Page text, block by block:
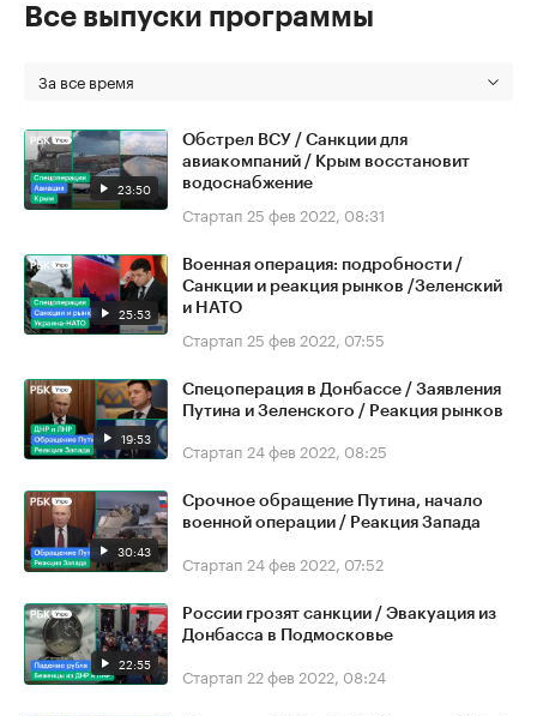
Все выпуски программы
За все время
23:50
Обстрел ВСУ / Санкции для
авиакомпаний / Крым восстановит
водоснабжение
Стартап 25 фев 2022, 08:31
25:53
Военная операция: подробности /
Санкции и реакция рынков /Зеленский
и НАТО
Стартап 25 фев 2022, 07:55
19:53
Спецоперация в Донбассе / Заявления
Путина и Зеленского / Реакция рынков
Стартап 24 фев 2022, 08:25
30:43
Срочное обращение Путина, начало
военной операции / Реакция Запада
Стартап 24 фев 2022, 07:52
22:55
России грозят санкции / Эвакуация из
Донбасса в Подмосковье
Стартап 22 фев 2022, 08:24